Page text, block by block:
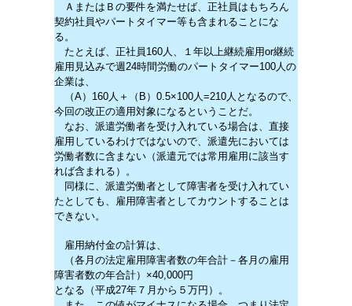
ＡまたはＢの要件を満たせば、正社員はもちろん
契約社員やパートタイマー等も含まれることにな
る。
たとえば、正社員160人、１年以上継続雇用or継続
雇用見込みで週24時間労働のパートタイマー100人の
企業は、
（A）160人＋（B）0.5×100人=210人となるので、
今回の改正の適用対象になるということだ。
なお、派遣労働者を受け入れている場合は、直接
雇用しているわけではないので、派遣先においては
労働者数に含まない（派遣元では常用雇用に該当す
れば含まれる）。
同様に、派遣労働者として障害者を受け入れてい
たとしても、雇用障害者としてカウントすることは
できない。
雇用納付金の計算は、
（各月の法定雇用障害者数の年合計－各月の雇用
障害者数の年合計）×40,000円
となる（平成27年７月から５万円）。